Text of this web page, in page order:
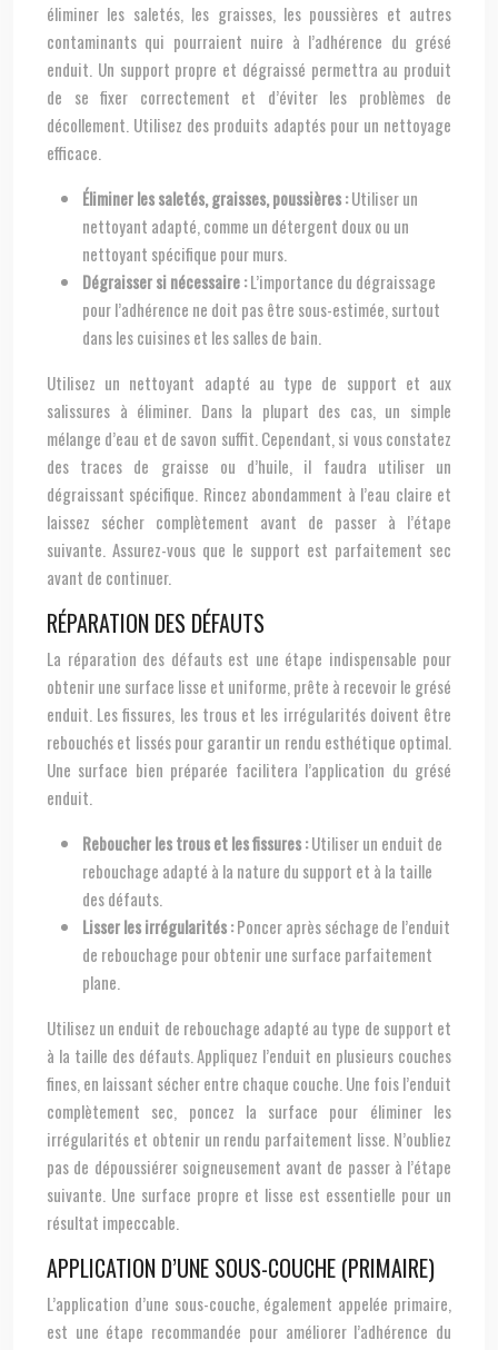
éliminer les saletés, les graisses, les poussières et autres
contaminants qui pourraient nuire à l’adhérence du grésé
enduit. Un support propre et dégraissé permettra au produit
de se fixer correctement et d’éviter les problèmes de
décollement. Utilisez des produits adaptés pour un nettoyage
efficace.
Éliminer les saletés, graisses, poussières :Utiliser un
nettoyant adapté, comme un détergent doux ou un
nettoyant spécifique pour murs.
Dégraisser si nécessaire :L’importance du dégraissage
pour l’adhérence ne doit pas être sous-estimée, surtout
dans les cuisines et les salles de bain.
Utilisez un nettoyant adapté au type de support et aux
salissures à éliminer. Dans la plupart des cas, un simple
mélange d’eau et de savon suffit. Cependant, si vous constatez
des traces de graisse ou d’huile, il faudra utiliser un
dégraissant spécifique. Rincez abondamment à l’eau claire et
laissez sécher complètement avant de passer à l’étape
suivante. Assurez-vous que le support est parfaitement sec
avant de continuer.
RÉPARATION DES DÉFAUTS
La réparation des défauts est une étape indispensable pour
obtenir une surface lisse et uniforme, prête à recevoir le grésé
enduit. Les fissures, les trous et les irrégularités doivent être
rebouchés et lissés pour garantir un rendu esthétique optimal.
Une surface bien préparée facilitera l’application du grésé
enduit.
Reboucher les trous et les fissures :Utiliser un enduit de
rebouchage adapté à la nature du support et à la taille
des défauts.
Lisser les irrégularités :Poncer après séchage de l’enduit
de rebouchage pour obtenir une surface parfaitement
plane.
Utilisez un enduit de rebouchage adapté au type de support et
à la taille des défauts. Appliquez l’enduit en plusieurs couches
fines, en laissant sécher entre chaque couche. Une fois l’enduit
complètement sec, poncez la surface pour éliminer les
irrégularités et obtenir un rendu parfaitement lisse. N’oubliez
pas de dépoussiérer soigneusement avant de passer à l’étape
suivante. Une surface propre et lisse est essentielle pour un
résultat impeccable.
APPLICATION D’UNE SOUS-COUCHE (PRIMAIRE)
L’application d’une sous-couche, également appelée primaire,
est une étape recommandée pour améliorer l’adhérence du